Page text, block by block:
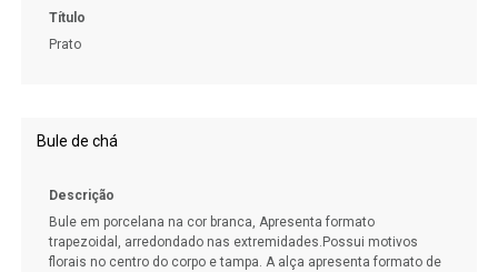
Título
Prato
Bule de chá
Descrição
Bule em porcelana na cor branca, Apresenta formato
trapezoidal, arredondado nas extremidades.Possui motivos
florais no centro do corpo e tampa. A alça apresenta formato de